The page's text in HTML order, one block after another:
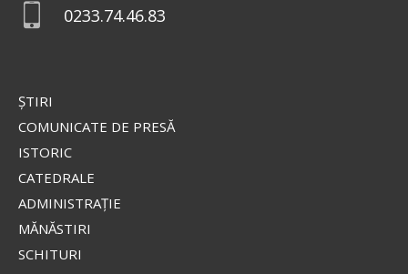
0233.74.46.83
ŞTIRI
COMUNICATE DE PRESĂ
ISTORIC
CATEDRALE
ADMINISTRAŢIE
MĂNĂSTIRI
SCHITURI